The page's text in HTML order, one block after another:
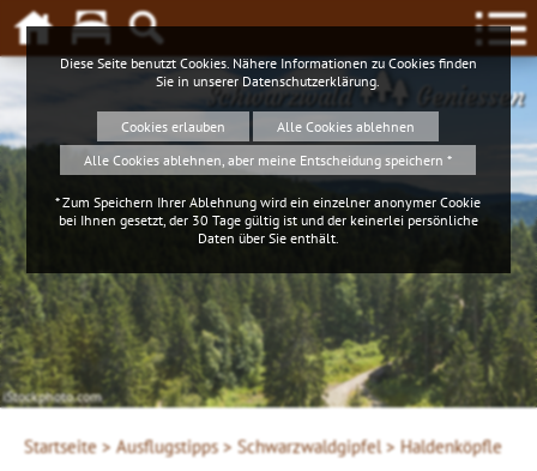
Schwarzwald Geniessen
iStockphoto.com
Startseite > Ausflugstipps > Schwarzwaldgipfel > Haldenköpfle
Diese Seite benutzt Cookies. Nähere Informationen zu Cookies finden
Sie in unserer Datenschutzerklärung
Cookies erlauben
Alle Cookies ablehnen
Alle Cookies ablehnen, aber meine Entscheidung speichern *
* Zum Speichern Ihrer Ablehnung wird ein einzelner anonymer Cookie
bei Ihnen gesetzt, der 30 Tage gültig ist und der keinerlei persönliche
Daten über Sie enthält.